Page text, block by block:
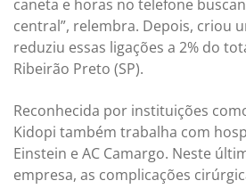
caneta e horas no telefone
central”, relembra. Depois, criou
reduziu essas ligações a 2% do
Ribeirão Preto (SP).
Reconhecida por instituições
Kidopi também trabalha com
Einstein e AC Camargo. Neste
empresa, as complicações